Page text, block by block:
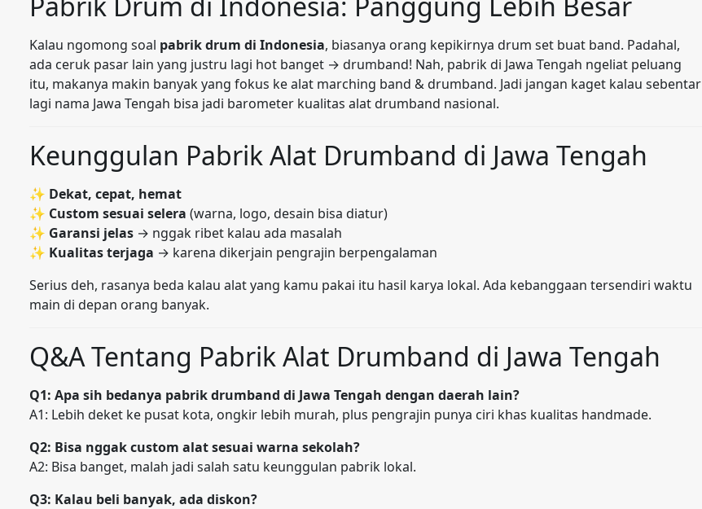
Kalau ngomong soal pabrik drum di Indonesia, biasanya orang kepikirnya drum set buat band. Padahal,
ada ceruk pasar lain yang justru lagi hot banget → drumband! Nah, pabrik di Jawa Tengah ngeliat peluang
itu, makanya makin banyak yang fokus ke alat marching band & drumband. Jadi jangan kaget kalau sebentar
lagi nama Jawa Tengah bisa jadi barometer kualitas alat drumband nasional.
Keunggulan Pabrik Alat Drumband di Jawa Tengah
✨ Dekat, cepat, hemat
✨ Custom sesuai selera (warna, logo, desain bisa diatur)
✨ Garansi jelas → nggak ribet kalau ada masalah
✨ Kualitas terjaga → karena dikerjain pengrajin berpengalaman
Serius deh, rasanya beda kalau alat yang kamu pakai itu hasil karya lokal. Ada kebanggaan tersendiri waktu
main di depan orang banyak.
Q&A Tentang Pabrik Alat Drumband di Jawa Tengah
Q1: Apa sih bedanya pabrik drumband di Jawa Tengah dengan daerah lain?
A1: Lebih deket ke pusat kota, ongkir lebih murah, plus pengrajin punya ciri khas kualitas handmade.
Q2: Bisa nggak custom alat sesuai warna sekolah?
A2: Bisa banget, malah jadi salah satu keunggulan pabrik lokal.
Q3: Kalau beli banyak, ada diskon?